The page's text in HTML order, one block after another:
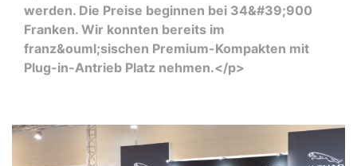
werden. Die Preise beginnen bei 34&#39;900
Franken. Wir konnten bereits im
franz&ouml;sischen Premium-Kompakten mit
Plug-in-Antrieb Platz nehmen.</p>